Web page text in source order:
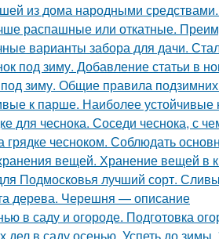
из дома народными
распашные или откатные.
варианты забора для дачи.
под зиму. Добавление статьи в
под зиму. Общие правила
к парше. Наиболее
для чеснока. Соседи чеснока, с
грядке чесноком. Соблюдать
вещей. Хранение вещей в
Подмосковья лучший сорт.
дерева. Черешня — описание
в саду и огороде. Подготовка